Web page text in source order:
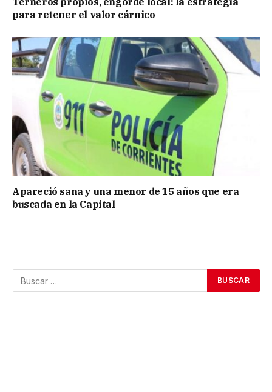
para retener el valor cárnico
Apareció sana y una menor de 15 años que era
buscada en la Capital